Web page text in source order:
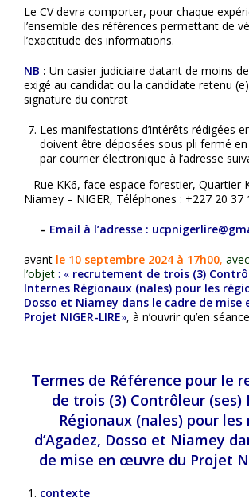
Le CV devra comporter, pour chaque
l’ensemble des références permettant de
l’exactitude des informations.
NB : Un casier judiciaire datant de moins
exigé au candidat ou la candidate retenu
signature du contrat
Les manifestations d’intérêts rédigées
doivent être déposées sous pli fermé
par courrier électronique à l’adresse
– Rue KK6, face espace forestier, Quartier
Niamey – NIGER, Téléphones : +227 20 37
– Email à l’adresse :
avant le 10 septembre 2024 à 17h00,
l’objet : « recrutement de trois (3)
Internes Régionaux (nales) pour les
Dosso et Niamey dans le cadre de mise
Projet NIGER-LIRE», à n’ouvrir qu’en
Termes de Référence pour le
de trois (3) Contrôleur (ses)
Régionaux (nales) pour les
d’Agadez, Dosso et Niamey
de mise en œuvre du Projet
contexte